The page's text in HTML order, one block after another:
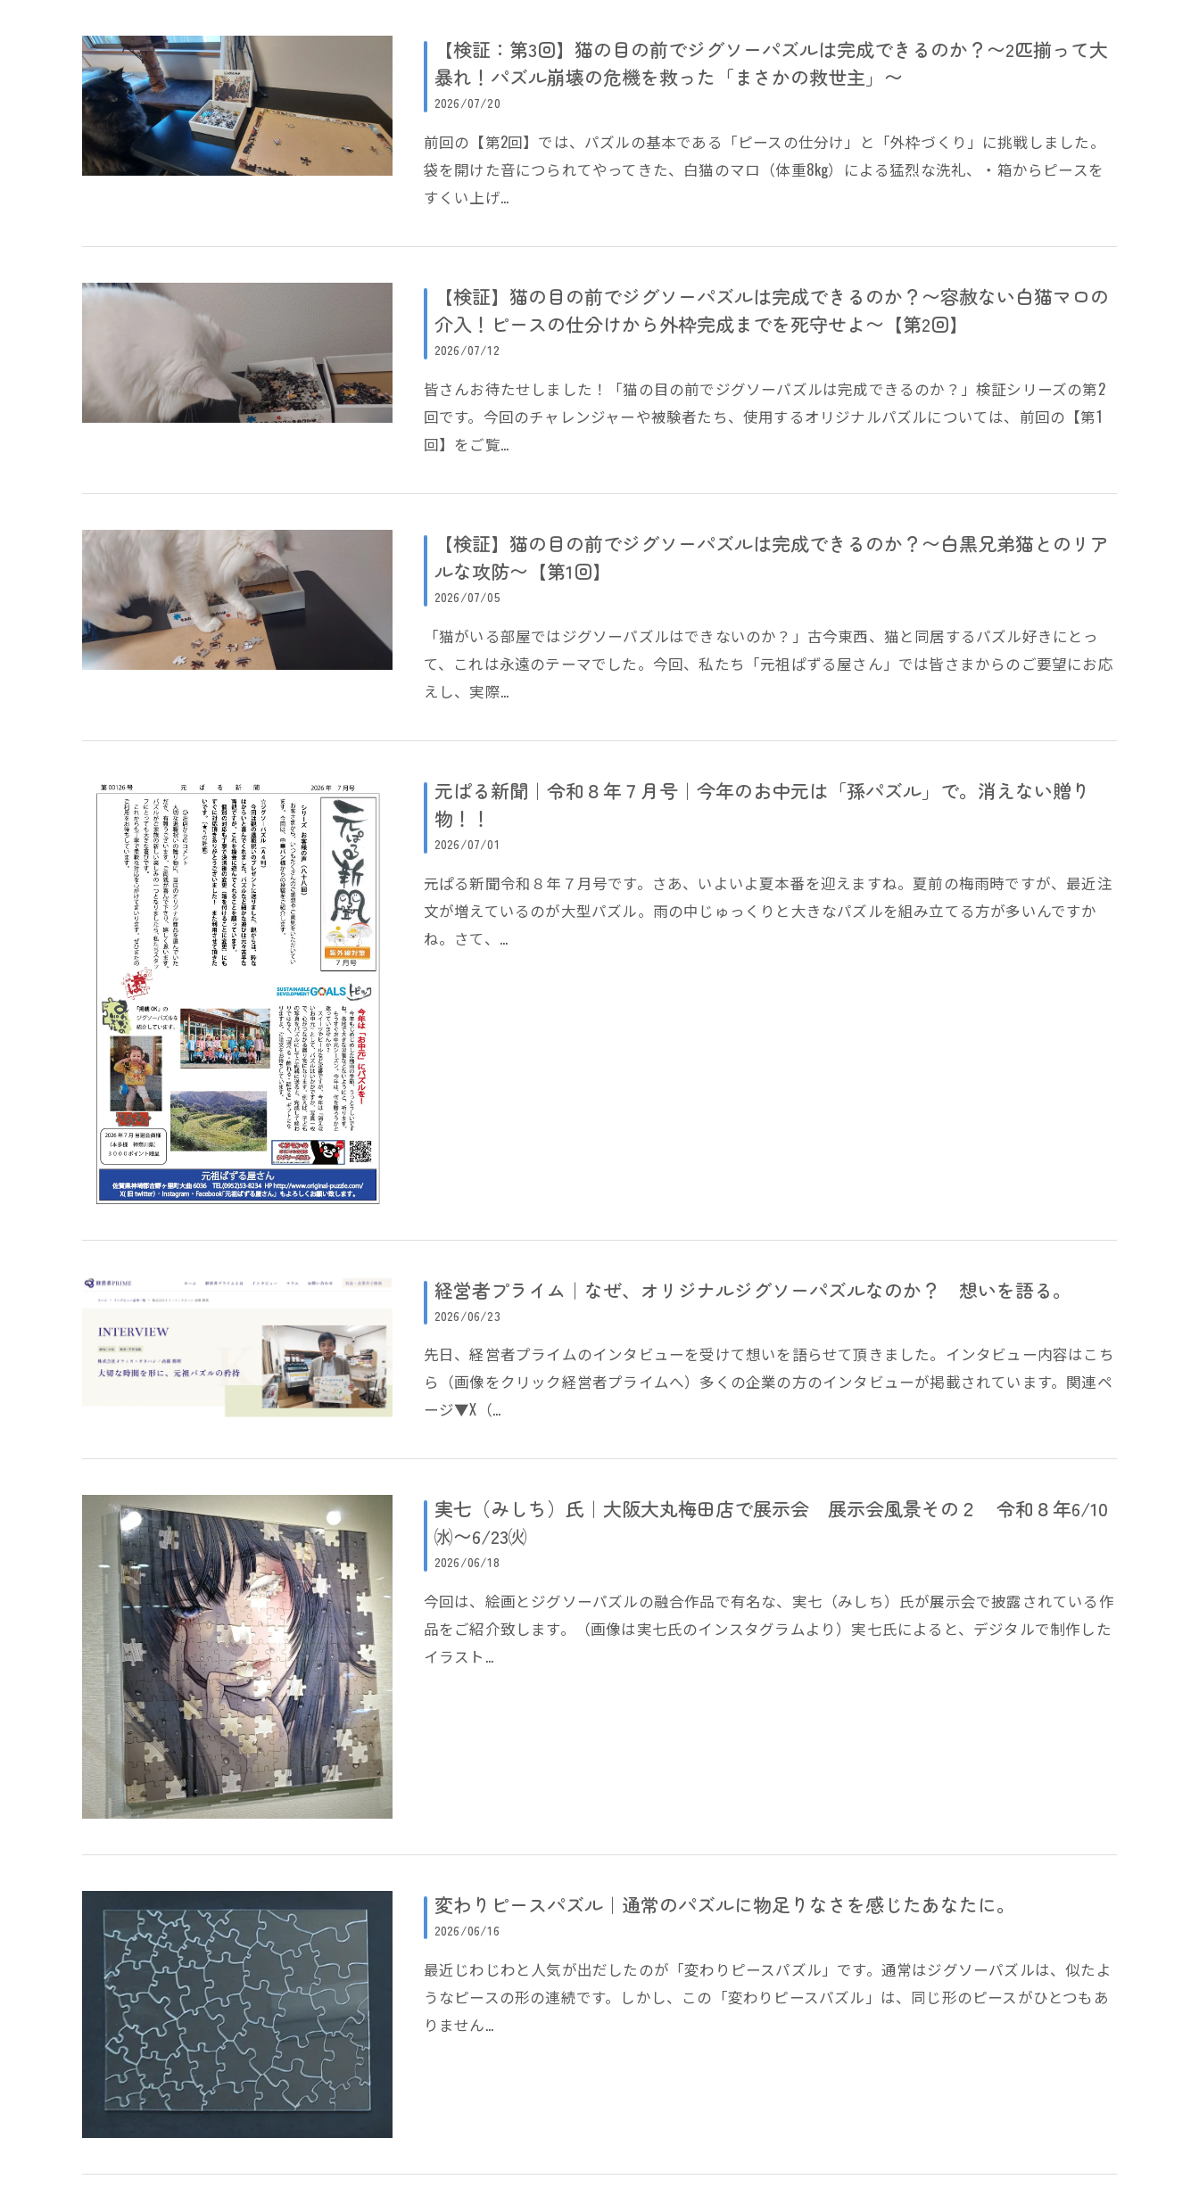
【検証：第3回】猫の目の前でジグソーパズルは完成できるのか？〜2匹揃って大
暴れ！パズル崩壊の危機を救った「まさかの救世主」〜
2026/07/20
前回の【第2回】では、パズルの基本である「ピースの仕分け」と「外枠づくり」に挑戦しました。
袋を開けた音につられてやってきた、白猫のマロ（体重8kg）による猛烈な洗礼、・箱からピースを
すくい上げ…
【検証】猫の目の前でジグソーパズルは完成できるのか？〜容赦ない白猫マロの
介入！ピースの仕分けから外枠完成までを死守せよ〜【第2回】
2026/07/12
皆さんお待たせしました！「猫の目の前でジグソーパズルは完成できるのか？」検証シリーズの第2
回です。今回のチャレンジャーや被験者たち、使用するオリジナルパズルについては、前回の【第1
回】をご覧…
【検証】猫の目の前でジグソーパズルは完成できるのか？〜白黒兄弟猫とのリア
ルな攻防〜【第1回】
2026/07/05
「猫がいる部屋ではジグソーパズルはできないのか？」古今東西、猫と同居するパズル好きにとっ
て、これは永遠のテーマでした。今回、私たち「元祖ぱずる屋さん」では皆さまからのご要望にお応
えし、実際…
元ぱる新聞｜令和８年７月号｜今年のお中元は「孫パズル」で。消えない贈り
物！！
2026/07/01
元ぱる新聞令和８年７月号です。さあ、いよいよ夏本番を迎えますね。夏前の梅雨時ですが、最近注
文が増えているのが大型パズル。雨の中じゅっくりと大きなパズルを組み立てる方が多いんですか
ね。さて、…
経営者プライム｜なぜ、オリジナルジグソーパズルなのか？ 想いを語る。
2026/06/23
先日、経営者プライムのインタビューを受けて想いを語らせて頂きました。インタビュー内容はこち
ら（画像をクリック経営者プライムへ）多くの企業の方のインタビューが掲載されています。関連ペ
ージ▼X（…
実七（みしち）氏｜大阪大丸梅田店で展示会 展示会風景その２ 令和８年6/10
㈬〜6/23㈫
2026/06/18
今回は、絵画とジグソーパズルの融合作品で有名な、実七（みしち）氏が展示会で披露されている作
品をご紹介致します。（画像は実七氏のインスタグラムより）実七氏によると、デジタルで制作した
イラスト…
変わりピースパズル｜通常のパズルに物足りなさを感じたあなたに。
2026/06/16
最近じわじわと人気が出だしたのが「変わりピースパズル」です。通常はジグソーパズルは、似たよ
うなピースの形の連続です。しかし、この「変わりピースパズル」は、同じ形のピースがひとつもあ
りません…